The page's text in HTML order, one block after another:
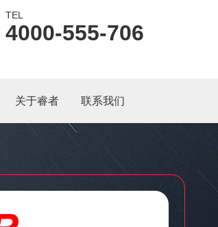
TEL
4000-555-706
关于睿者 联系我们